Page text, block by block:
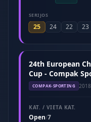
SERIJOS
25 24 22 23
24th European
Cup - Compak
COMPAK-SPORTING
KAT. / VIETA KAT.
Open/7